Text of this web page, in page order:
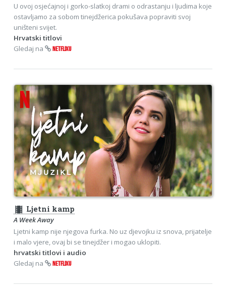
U ovoj osjećajnoj i gorko-slatkoj drami o odrastanju i ljudima koje
ostavljamo za sobom tinejdžerica pokušava popraviti svoj
uništeni svijet.
Hrvatski titlovi
Gledaj na
NETFLIXU
theaters Ljetni kamp
A Week Away
Ljetni kamp nije njegova furka. No uz djevojku iz snova, prijatelje
i malo vjere, ovaj bi se tinejdžer i mogao uklopiti.
hrvatski titlovi i audio
Gledaj na
NETFLIXU